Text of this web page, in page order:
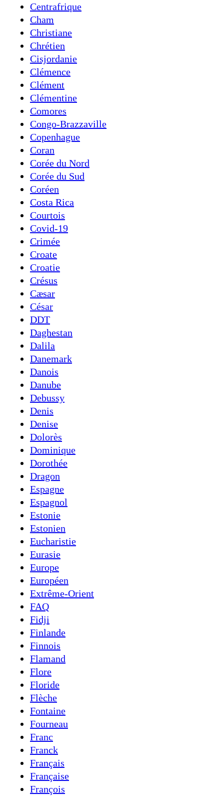
Centrafrique
Cham
Christiane
Chrétien
Cisjordanie
Clémence
Clément
Clémentine
Comores
Congo-Brazzaville
Copenhague
Coran
Corée du Nord
Corée du Sud
Coréen
Costa Rica
Courtois
Covid-19
Crimée
Croate
Croatie
Crésus
Cæsar
César
DDT
Daghestan
Dalila
Danemark
Danois
Danube
Debussy
Denis
Denise
Dolorès
Dominique
Dorothée
Dragon
Espagne
Espagnol
Estonie
Estonien
Eucharistie
Eurasie
Europe
Européen
Extrême-Orient
FAQ
Fidji
Finlande
Finnois
Flamand
Flore
Floride
Flèche
Fontaine
Fourneau
Franc
Franck
Français
Française
François